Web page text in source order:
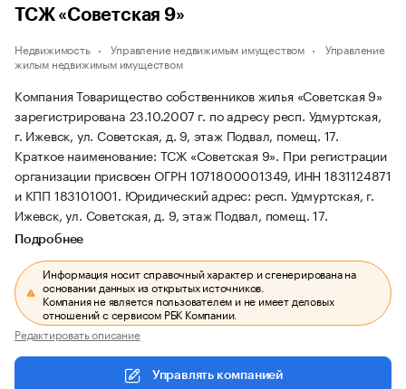
ТСЖ «Советская 9»
Недвижимость Управление недвижимым имуществом
Управление
жилым недвижимым имуществом
Компания Товарищество собственников жилья «Советская 9»
зарегистрирована 23.10.2007 г. по адресу респ. Удмуртская,
г. Ижевск, ул. Советская, д. 9, этаж Подвал, помещ. 17.
Краткое наименование: ТСЖ «Советская 9». При регистрации
организации присвоен ОГРН 1071800001349, ИНН 1831124871
и КПП 183101001. Юридический адрес: респ. Удмуртская, г.
Ижевск, ул. Советская, д. 9, этаж Подвал, помещ. 17.
Подробнее
Информация носит справочный характер и сгенерирована на
основании данных из открытых источников.
Компания не является пользователем и не имеет деловых
отношений с сервисом РБК Компании.
Редактировать описание
Управлять компанией